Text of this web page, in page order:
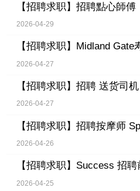
【招聘求职】 招聘點心師傅
2026-04-29
【招聘求职】 Midland Gate
2026-04-27
【招聘求职】 招聘 送货司机
2026-04-27
【招聘求职】 招聘按摩师
2026-04-26
【招聘求职】 Success 招聘
2026-04-25